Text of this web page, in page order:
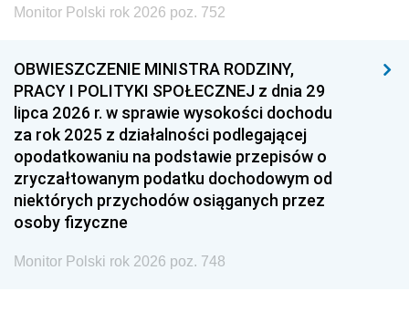
Monitor Polski rok 2026 poz. 752
OBWIESZCZENIE MINISTRA RODZINY,
PRACY I POLITYKI SPOŁECZNEJ z dnia 29
lipca 2026 r. w sprawie wysokości dochodu
za rok 2025 z działalności podlegającej
opodatkowaniu na podstawie przepisów o
zryczałtowanym podatku dochodowym od
niektórych przychodów osiąganych przez
osoby fizyczne
Monitor Polski rok 2026 poz. 748